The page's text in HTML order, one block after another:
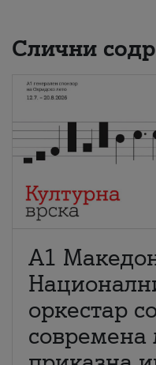
Слични
А1
оркестар
современа